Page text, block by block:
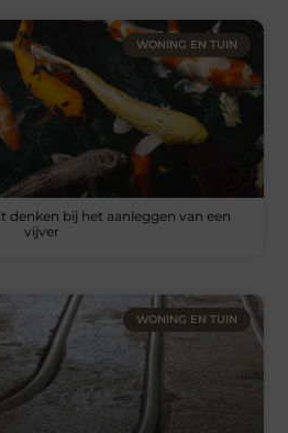
WONING EN TUIN
denken bij het aanleggen van een
vijver
WONING EN TUIN